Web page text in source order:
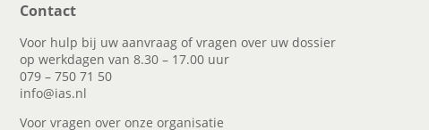
Contact
Voor hulp bij uw aanvraag of vragen over uw dossier
op werkdagen van 8.30 – 17.00 uur
079 – 750 71 50
info@ias.nl
Voor vragen over onze organisatie